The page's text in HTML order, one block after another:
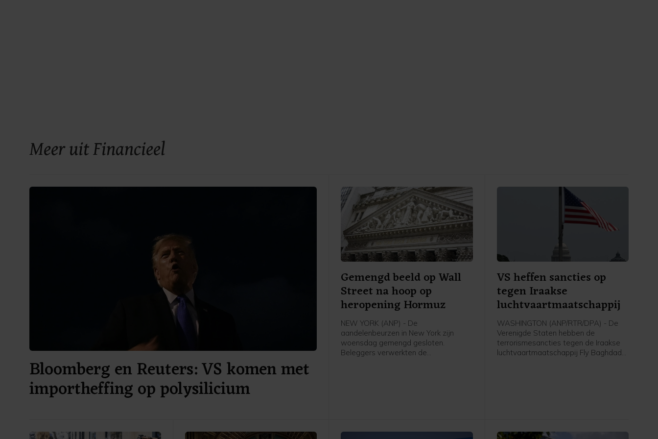
Meer uit Financieel
Bloomberg en Reuters: VS komen met
importheffing op polysilicium
Gemengd beeld op Wall
Street na hoop op
heropening Hormuz
NEW YORK (ANP) - De
aandelenbeurzen in New York zijn
woensdag gemengd gesloten.
Beleggers verwerkten de
VS heffen sancties op
tegen Iraakse
luchtvaartmaatschappij
WASHINGTON (ANP/RTR/DPA) - De
Verenigde Staten hebben de
terrorismesancties tegen de Iraakse
luchtvaartmaatschappij Fly Baghdad